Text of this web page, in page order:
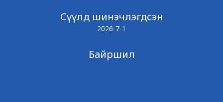
Сүүлд шинэчлэгдсэн
2026-7-1
Байршил